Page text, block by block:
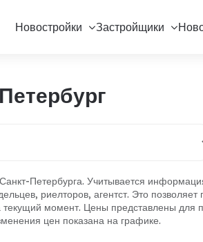
Новостройки Застройщики
Петербурга. Учитывается
риелторов, агентст. Это позволяет
текущий момент. Цены представлены для
цен показана на графике.